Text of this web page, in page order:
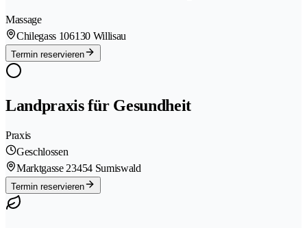
Massage
Chilegass 106130 Willisau
Termin reservieren
Landpraxis für Gesundheit
Praxis
Geschlossen
Marktgasse 23454 Sumiswald
Termin reservieren